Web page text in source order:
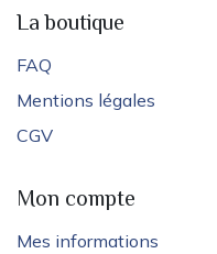
La boutique
FAQ
Mentions légales
CGV
Mon compte
Mes informations